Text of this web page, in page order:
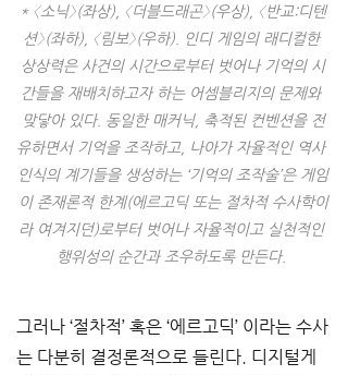
* 〈소닉〉(좌상), 〈더블드래곤〉(우상), 〈반교:디텐
션〉(좌하), 〈림보〉(우하). 인디 게임의 래디컬한
상상력은 사건의 시간으로부터 벗어나 기억의 시
간들을 재배치하고자 하는 어셈블리지의 문제와
맞닿아 있다. 동일한 매커닉, 축적된 컨벤션을 전
유하면서 기억을 조작하고, 나아가 자율적인 역사
인식의 계기들을 생성하는 ‘기억의 조작술’은 게임
이 존재론적 한계(에르고딕 또는 절차적 수사학이
라 여겨지던)로부터 벗어나 자율적이고 실천적인
행위성의 순간과 조우하도록 만든다.
그러나 ‘절차적’ 혹은 ‘에르고딕’ 이라는 수사
는 다분히 결정론적으로 들린다. 디지털게